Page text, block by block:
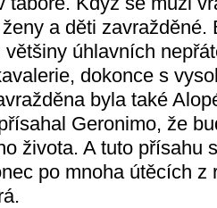
a děti zavražděné.
úhlavních
dokonce s
byla také
Geronimo, že
života. A tuto přísahu
po mnoha útěcích z